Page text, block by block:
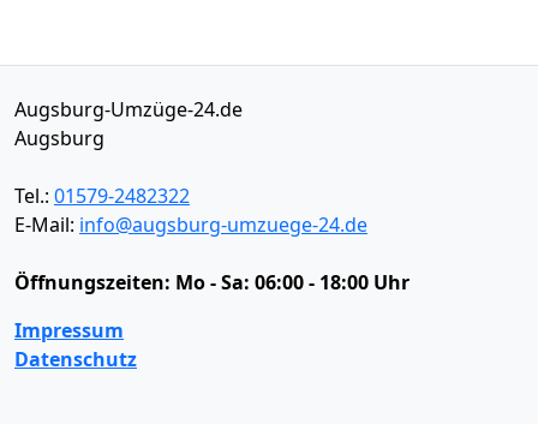
Augsburg-Umzüge-24.de
Augsburg
Tel.: 01579-2482322
E-Mail: info@augsburg-umzuege-24.de
Öffnungszeiten: Mo - Sa: 06:00 - 18:00 Uhr
Impressum
Datenschutz